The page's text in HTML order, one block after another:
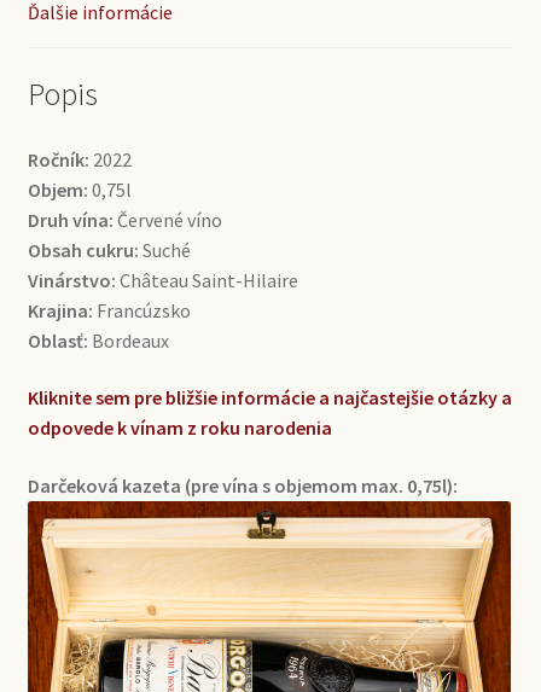
Ďalšie informácie
Popis
Ročník: 2022
Objem: 0,75l
Druh vína: Červené víno
Obsah cukru: Suché
Vinárstvo: Château Saint-Hilaire
Krajina: Francúzsko
Oblasť: Bordeaux
Kliknite sem pre bližšie informácie a najčastejšie otázky a
odpovede k vínam z roku narodenia
Darčeková kazeta (pre vína s objemom max. 0,75l):